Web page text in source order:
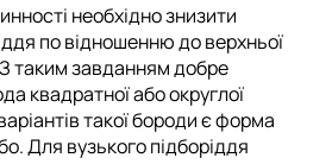
необхідно знизити
по відношенню до верхньої
таким завданням добре
квадратної або округлої
такої бороди є форма
Для вузького підборіддя